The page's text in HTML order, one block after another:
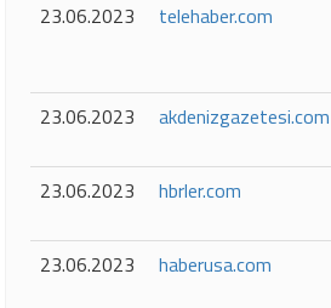
23.06.2023
telehaber.com
23.06.2023
akdenizgazetesi.com
23.06.2023
hbrler.com
23.06.2023
haberusa.com